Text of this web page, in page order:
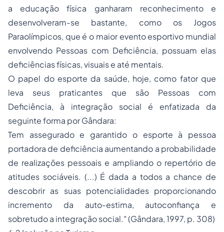
a educação física ganharam reconhecimento e
desenvolveram-se bastante, como os Jogos
Paraolímpicos, que é o maior evento esportivo mundial
envolvendo Pessoas com Deficiência, possuam elas
deficiências físicas, visuais e até mentais.
O papel do esporte da saúde, hoje, como fator que
leva seus praticantes que são Pessoas com
Deficiência, à integração social é enfatizada da
seguinte forma por Gândara:
Tem assegurado e garantido o esporte à pessoa
portadora de deficiência aumentando a probabilidade
de realizações pessoais e ampliando o repertório de
atitudes sociáveis. (...) É dada a todos a chance de
descobrir as suas potencialidades proporcionando
incremento da auto-estima, autoconfiança e
sobretudo a integração social." (Gândara, 1997, p. 308)